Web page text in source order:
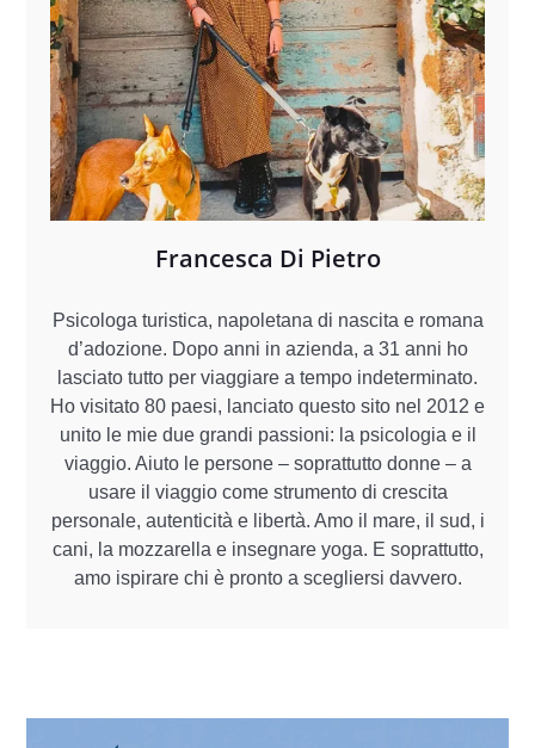
Francesca Di Pietro
Psicologa turistica, napoletana di nascita e romana
d’adozione. Dopo anni in azienda, a 31 anni ho
lasciato tutto per viaggiare a tempo indeterminato.
Ho visitato 80 paesi, lanciato questo sito nel 2012 e
unito le mie due grandi passioni: la psicologia e il
viaggio. Aiuto le persone – soprattutto donne – a
usare il viaggio come strumento di crescita
personale, autenticità e libertà. Amo il mare, il sud, i
cani, la mozzarella e insegnare yoga. E soprattutto,
amo ispirare chi è pronto a scegliersi davvero.